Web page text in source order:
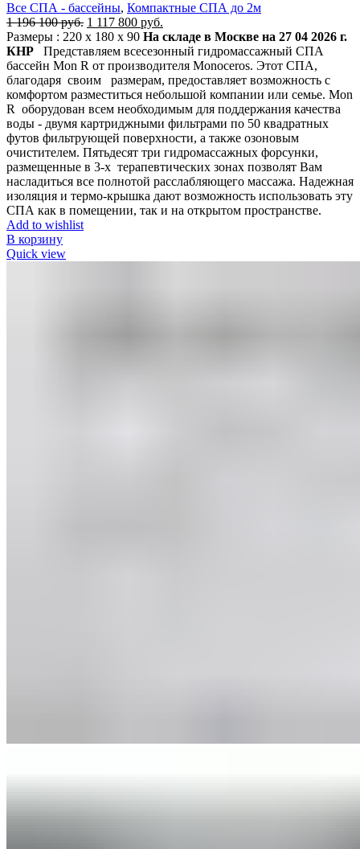
Все СПА - бассейны, Компактные СПА до 2м
1 196 100руб. 1 117 800 руб.
Размеры : 220 x 180 х 90 На складе в Москве на 27 04 2026 г.
КНР Представляем всесезонный гидромассажный СПА
бассейн Mon R от производителя Monoceros. Этот СПА,
благодаря своим размерам, предоставляет возможность с
комфортом разместиться небольшой компании или семье. Mon
R оборудован всем необходимым для поддержания качества
воды - двумя картриджными фильтрами по 50 квадратных
футов фильтрующей поверхности, а также озоновым
очистителем. Пятьдесят три гидромассажных форсунки,
размещенные в 3-х терапевтических зонах позволят Вам
насладиться все полнотой расслабляющего массажа. Надежная
изоляция и термо-крышка дают возможность использовать эту
СПА как в помещении, так и на открытом пространстве.
Add to wishlist
В корзину
Quick view